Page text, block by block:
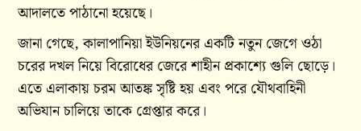
আদালতে পাঠানো হয়েছে।
জানা গেছে, কালাপানিয়া ইউনিয়নের একটি নতুন জেগে ওঠা
চরের দখল নিয়ে বিরোধের জেরে শাহীন প্রকাশ্যে গুলি ছোড়ে।
এতে এলাকায় চরম আতঙ্ক সৃষ্টি হয় এবং পরে যৌথবাহিনী
অভিযান চালিয়ে তাকে গ্রেপ্তার করে।